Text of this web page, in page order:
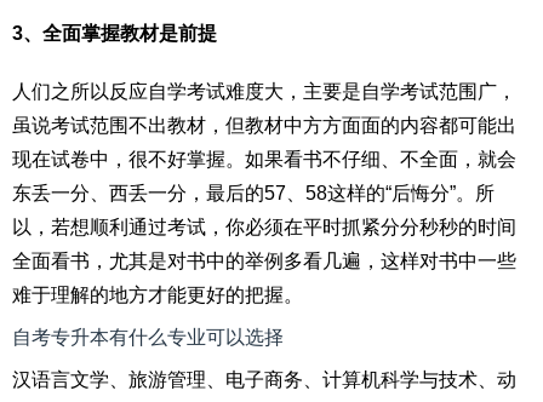
3、全面掌握教材是前提
人们之所以反应自学考试难度大，主要是自学考试范围广，
虽说考试范围不出教材，但教材中方方面面的内容都可能出
现在试卷中，很不好掌握。如果看书不仔细、不全面，就会
东丢一分、西丢一分，最后的57、58这样的“后悔分”。所
以，若想顺利通过考试，你必须在平时抓紧分分秒秒的时间
全面看书，尤其是对书中的举例多看几遍，这样对书中一些
难于理解的地方才能更好的把握。
自考专升本有什么专业可以选择
汉语言文学、旅游管理、电子商务、计算机科学与技术、动